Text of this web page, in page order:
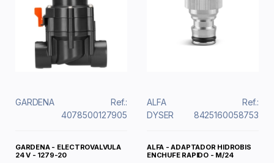
GARDENA
Ref.:
4078500127905
GARDENA - ELECTROVALVULA
24 V - 1279-20
ALFA
DYSER
Ref.:
8425160058753
ALFA - ADAPTADOR HIDROBIS
ENCHUFE RAPIDO - M/24